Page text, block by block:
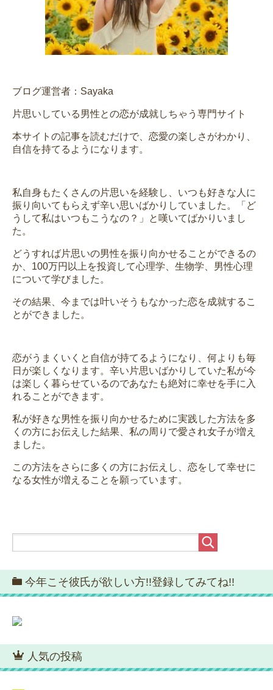
ブログ運営者：Sayaka
片思いしている男性との恋が成就しちゃう専門サイト
本サイトの記事を読むだけで、恋愛の楽しさがわかり、
自信を持てるようになります。
私自身もたくさんの片思いを経験し、いつも好きな人に
振り向いてもらえず辛い思いばかりしていました。「ど
うして私はいつもこうなの？」と嘆いてばかりいまし
た。
どうすれば片思いの男性を振り向かせることができるの
か、100万円以上を投資して心理学、生物学、男性心理
について学びました。
その結果、今までは叶いそうもなかった恋を成就するこ
とができました。
恋がうまくいくと自信が持てるようになり、何よりも毎
日が楽しくなります。辛い片思いばかりしていた私が今
は楽しく暮らせているのであなたも絶対に幸せを手に入
れることができます。
私が好きな男性を振り向かせるために実践した方法を多
くの方にお伝えした結果、私の周りで愛され女子が増え
ました。
この方法をさらに多くの方にお伝えし、恋をして幸せに
なる女性が増えることを願っています。
今年こそ彼氏が欲しい方!!登録してみてね!!
人気の投稿